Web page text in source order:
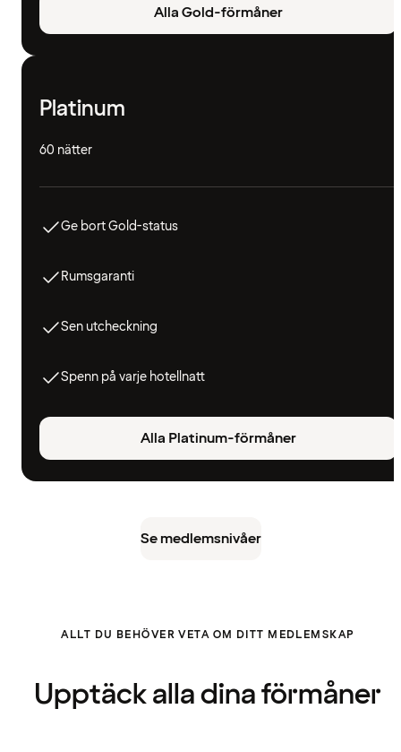
Alla Gold-förmåner
Platinum
60 nätter
Ge bort Gold-status
Rumsgaranti
Sen utcheckning
Spenn på varje hotellnatt
Alla Platinum-förmåner
Se medlemsnivåer
ALLT DU BEHÖVER VETA OM DITT MEDLEMSKAP
Upptäck alla dina förmåner